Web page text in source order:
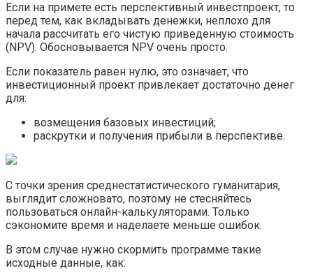
Если на примете есть перспективный инвестпроект, то
перед тем, как вкладывать денежки, неплохо для
начала рассчитать его чистую приведенную стоимость
(NPV). Обосновывается NPV очень просто.
Если показатель равен нулю, это означает, что
инвестиционный проект привлекает достаточно денег
для:
возмещения базовых инвестиций;
раскрутки и получения прибыли в перспективе.
С точки зрения среднестатистического гуманитария,
выглядит сложновато, поэтому не стесняйтесь
пользоваться онлайн-калькуляторами. Только
сэкономите время и наделаете меньше ошибок.
В этом случае нужно скормить программе такие
исходные данные, как: